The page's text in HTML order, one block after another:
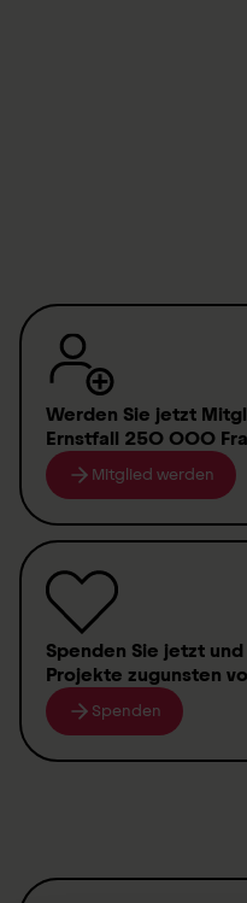
Werden Sie jetzt
Ernstfall 250 000
Mitglied werden
Spenden Sie jetzt
Projekte zugunsten
Spenden